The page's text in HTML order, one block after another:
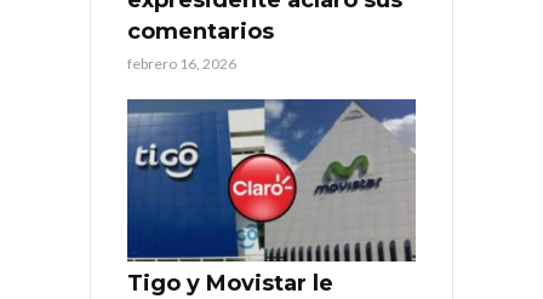
comentarios
febrero 16, 2026
Tigo y Movistar le